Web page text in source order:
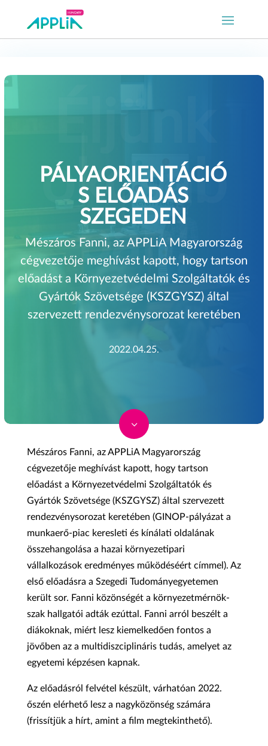
PÁLYAORIENTÁCIÓ
S ELŐADÁS
SZEGEDEN
Mészáros Fanni, az APPLiA Magyarország
cégvezetője meghívást kapott, hogy tartson
előadást a Környezetvédelmi Szolgáltatók és
Gyártók Szövetsége (KSZGYSZ) által
szervezett rendezvénysorozat keretében
2022.04.25.
3
Mészáros Fanni, az APPLiA Magyarország
cégvezetője meghívást kapott, hogy tartson
előadást a Környezetvédelmi Szolgáltatók és
Gyártók Szövetsége (KSZGYSZ) által szervezett
rendezvénysorozat keretében (GINOP-pályázat a
munkaerő-piac keresleti és kínálati oldalának
összehangolása a hazai környezetipari
vállalkozások eredményes működéséért címmel). Az
első előadásra a Szegedi Tudományegyetemen
került sor. Fanni közönségét a környezetmérnök-
szak hallgatói adták ezúttal. Fanni arról beszélt a
diákoknak, miért lesz kiemelkedően fontos a
jövőben az a multidiszciplináris tudás, amelyet az
egyetemi képzésen kapnak.
Az előadásról felvétel készült, várhatóan 2022.
őszén elérhető lesz a nagyközönség számára
(frissítjük a hírt, amint a film megtekinthető).